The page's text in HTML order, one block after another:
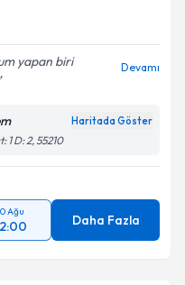
yapan biri
Devamı
Haritada Göster
1 D: 2, 55210
Ağu
Daha Fazla